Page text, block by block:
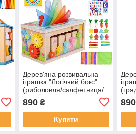
Дерев'яна розвивальна
іграшка "Логічний бокс"
(риболовля/салфетниця/
сортер/черв'ячки) арт. C
65627
890₴
Купити
арт.
890